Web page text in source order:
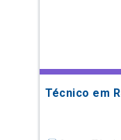
Técnico em